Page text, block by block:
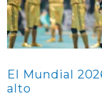
El Mundial
alto